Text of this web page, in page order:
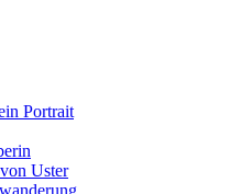
Portrait
Uster